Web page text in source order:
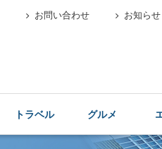
お問い合わせ お知らせ
トラベル グルメ